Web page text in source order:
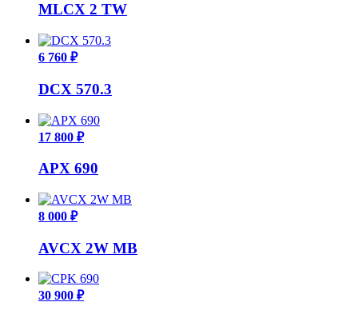
MLCX 2 TW
6 760 ₽
DCX 570.3
17 800 ₽
APX 690
8 000 ₽
AVCX 2W MB
30 900 ₽